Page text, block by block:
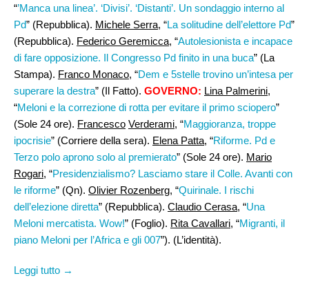
“’Manca una linea’. ‘Divisi’. ‘Distanti’. Un sondaggio interno al
Pd” (Repubblica). Michele Serra, “La solitudine dell’elettore Pd”
(Repubblica). Federico Geremicca, “Autolesionista e incapace
di fare opposizione. Il Congresso Pd finito in una buca” (La
Stampa). Franco Monaco, “Dem e 5stelle trovino un’intesa per
superare la destra” (Il Fatto). GOVERNO: Lina Palmerini,
“Meloni e la correzione di rotta per evitare il primo sciopero”
(Sole 24 ore). Francesco Verderami, “Maggioranza, troppe
ipocrisie” (Corriere della sera). Elena Patta, “Riforme. Pd e
Terzo polo aprono solo al premierato” (Sole 24 ore). Mario
Rogari, “Presidenzialismo? Lasciamo stare il Colle. Avanti con
le riforme” (Qn). Olivier Rozenberg, “Quirinale. I rischi
dell’elezione diretta” (Repubblica). Claudio Cerasa, “Una
Meloni mercatista. Wow!” (Foglio). Rita Cavallari, “Migranti, il
piano Meloni per l’Africa e gli 007”). (L’identità).
Leggi tutto →